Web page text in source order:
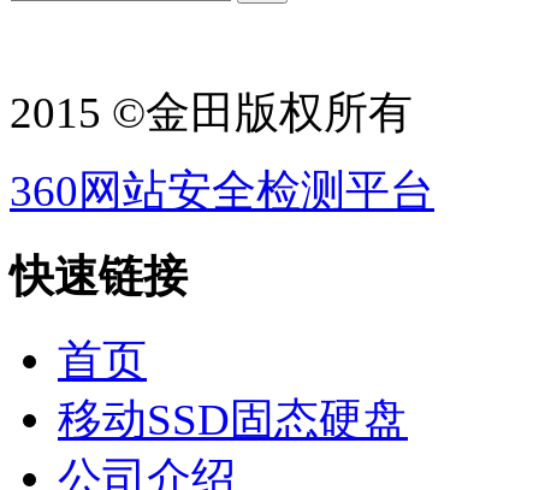
2015 ©金田版权所有
360网站安全检测平台
快速链接
首页
移动SSD固态硬盘
公司介绍